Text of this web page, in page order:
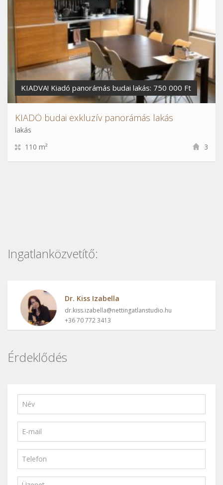
KIADVA! Kiadó panorámás budai lakás: 750 000 Ft
KIADÓ budai exkluzív panorámás lakás
lakás
110 m²
3
Ingatlanközvetítő:
Dr. Kiss Izabella
dr.kiss.izabella@nettingatlanstudio.hu
+36 70 772 3413
Érdeklődés